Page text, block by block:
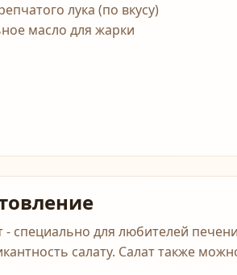
лука (по вкусу)
масло для жарки
- специально для любителей
салату. Салат также